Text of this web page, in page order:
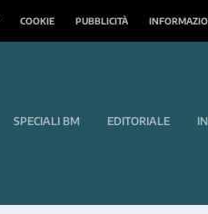
COOKIE PUBBLICITÀ
SPECIALI BM EDITORIALE